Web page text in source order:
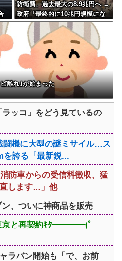
防衛費、過去最大の8.9兆円へ →
政府「最終的に10兆円規模にな
る可能性」
離れ｣が始まった
ラッコ」をどう見ているの
闘機に大型の謎ミサイル…ス
を誇る「最新鋭...
防車からの受信料徴収、猛
します…」他
ン、ついに神商品を販売
京と再契約ｷﾀ━━━━(ﾟ
ラバン開始も「で、お前